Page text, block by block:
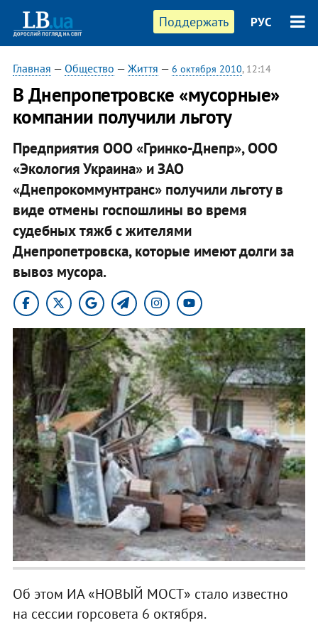
Поддержать РУС
Главная — Общество — Життя — 6 октября 2010, 12:14
В Днепропетровске «мусорные»
компании получили льготу
Предприятия ООО «Гринко-Днепр», ООО
«Экология Украина» и ЗАО
«Днепрокоммунтранс» получили льготу в
виде отмены госпошлины во время
судебных тяжб с жителями
Днепропетровска, которые имеют долги за
вывоз мусора.​
Об этом ИА «НОВЫЙ МОСТ» стало известно
на сессии горсовета 6 октября.